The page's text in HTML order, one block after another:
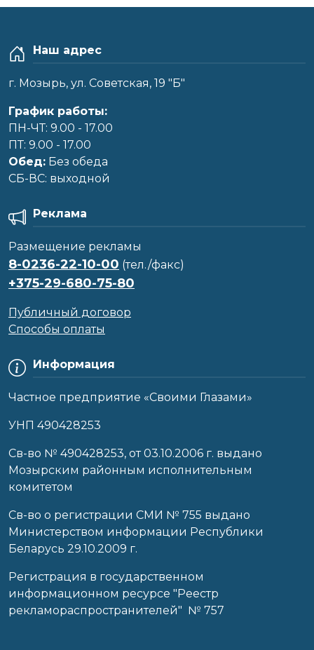
Наш адрес
г. Мозырь, ул. Советская, 19 "Б"
График работы:
ПН-ЧТ: 9.00 - 17.00
ПТ: 9.00 - 17.00
Обед: Без обеда
CБ-ВС: выходной
Информация
Частное предприятие «Своими Глазами»
УНП 490428253
Cв-во № 490428253, от 03.10.2006 г. выдано
Мозырским районным исполнительным
комитетом
Св-во о регистрации СМИ № 755 выдано
Министерством информации Республики
Беларусь 29.10.2009 г.
Регистрация в государственном
информационном ресурсе "Реестр
рекламораспространителей" № 757
Реклама
Размещение рекламы
8-0236-22-10-00 (тел./факс)
+375-29-680-75-80
Публичный договор
Способы оплаты